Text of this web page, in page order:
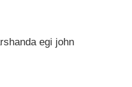
egi john